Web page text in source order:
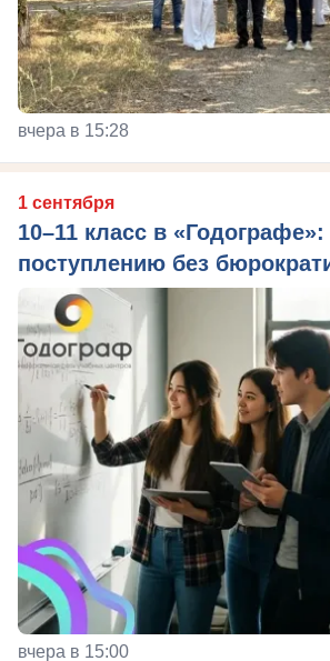
вчера в 15:28
1 сентября
10–11 класс в «Годографе»:
поступлению без
вчера в 15:00